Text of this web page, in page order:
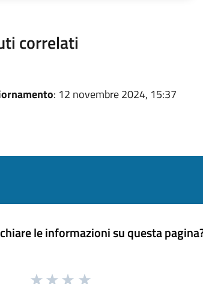
correlati
: 12 novembre 2024, 15:37
le informazioni su questa